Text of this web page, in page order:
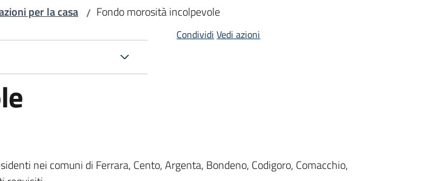
per la casa / Fondo morosità incolpevole
Condividi Vedi azioni
nei comuni di Ferrara, Cento, Argenta, Bondeno, Codigoro, Comacchio,